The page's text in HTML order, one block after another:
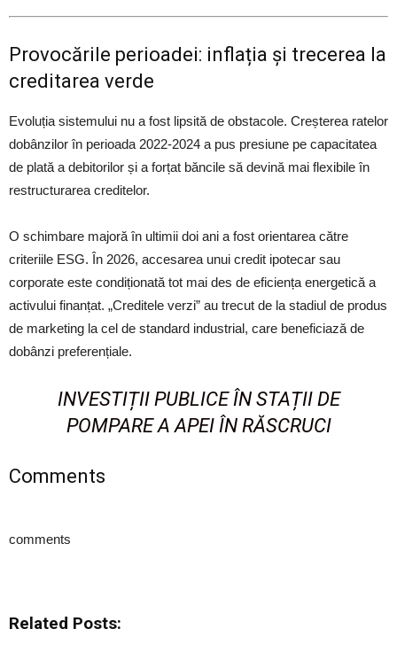
Provocările perioadei: inflația și trecerea la
creditarea verde
Evoluția sistemului nu a fost lipsită de obstacole. Creșterea ratelor
dobânzilor în perioada 2022-2024 a pus presiune pe capacitatea
de plată a debitorilor și a forțat băncile să devină mai flexibile în
restructurarea creditelor.
O schimbare majoră în ultimii doi ani a fost orientarea către
criteriile ESG. În 2026, accesarea unui credit ipotecar sau
corporate este condiționată tot mai des de eficiența energetică a
activului finanțat. „Creditele verzi” au trecut de la stadiul de produs
de marketing la cel de standard industrial, care beneficiază de
dobânzi preferențiale.
INVESTIȚII PUBLICE ÎN STAȚII DE
POMPARE A APEI ÎN RĂSCRUCI
Comments
comments
Related Posts: